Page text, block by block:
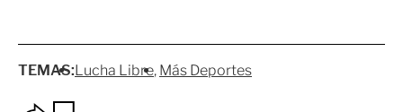
TEMAS:Lucha Libre Más Deportes